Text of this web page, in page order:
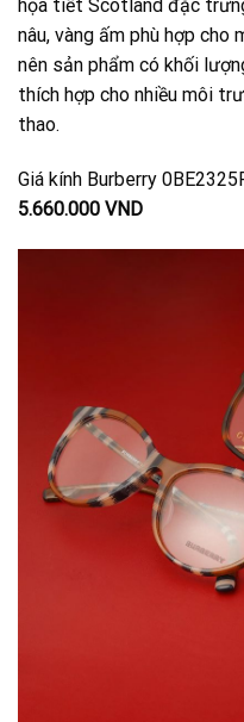
họa tiết Scotland đặc
nâu, vàng ấm phù hợp cho
nên sản phẩm có khối
thích hợp cho nhiều môi
thao.
Giá kính Burberry
5.660.000 VND